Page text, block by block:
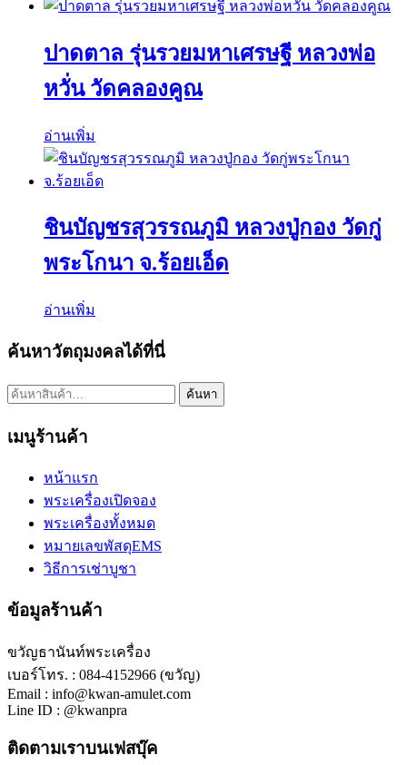
ปาดตาล รุ่นรวยมหาเศรษฐี หลวงพ่อ
หวั่น วัดคลองคูณ
อ่านเพิ่ม
ชินบัญชรสุวรรณภูมิ หลวงปู่กอง วัดกู่
พระโกนา จ.ร้อยเอ็ด
อ่านเพิ่ม
ค้นหาวัตถุมงคลได้ที่นี่
ค้นหา: ค้นหา
เมนูร้านค้า
หน้าแรก
พระเครื่องเปิดจอง
พระเครื่องทั้งหมด
หมายเลขพัสดุEMS
วิธีการเช่าบูชา
ข้อมูลร้านค้า
ขวัญธานันท์พระเครื่อง
เบอร์โทร. : 084-4152966 (ขวัญ)
Email : info@kwan-amulet.com
Line ID : @kwanpra
ติดตามเราบนเฟสบุ๊ค